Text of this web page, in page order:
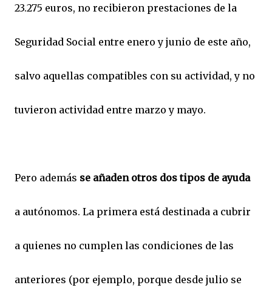
23.275 euros, no recibieron prestaciones de la
Seguridad Social entre enero y junio de este año,
salvo aquellas compatibles con su actividad, y no
tuvieron actividad entre marzo y mayo.
Pero además se añaden otros dos tipos de ayuda
a autónomos. La primera está destinada a cubrir
a quienes no cumplen las condiciones de las
anteriores (por ejemplo, porque desde julio se